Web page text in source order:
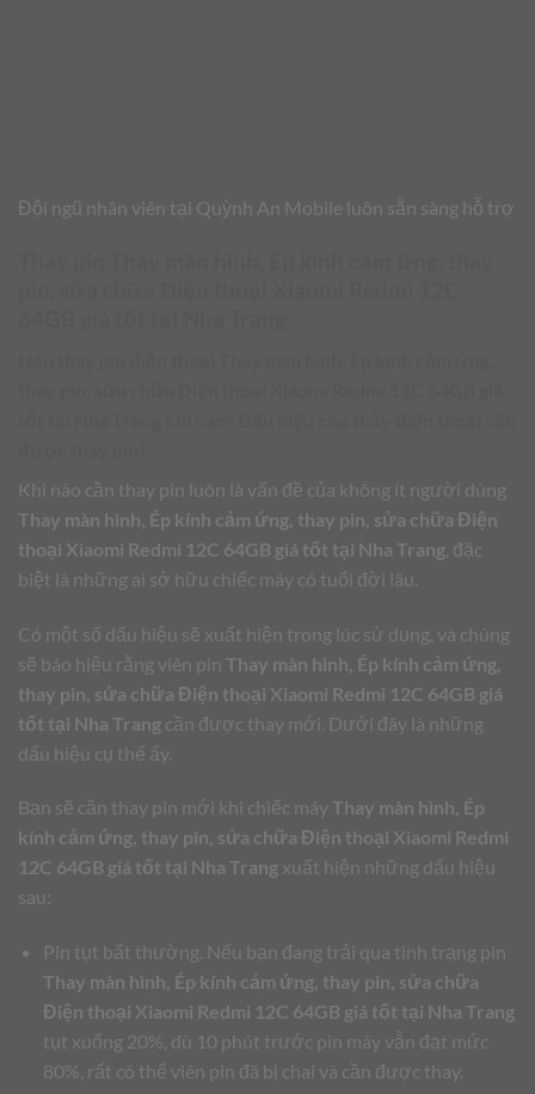
Đội ngũ nhân viên tại Quỳnh An Mobile luôn sẵn sàng hỗ trợ
Khi nào cần thay pin luôn là vấn đề của không ít người dùng
Thay màn hình, Ép kính cảm ứng, thay pin, sửa chữa Điện
thoại Xiaomi Redmi 12C 64GB giá tốt tại Nha Trang , đặc
biệt là những ai sở hữu chiếc máy có tuổi đời lâu.
Có một số dấu hiệu sẽ xuất hiện trong lúc sử dụng, và chúng
sẽ báo hiệu rằng viên pin Thay màn hình, Ép kính cảm ứng,
thay pin, sửa chữa Điện thoại Xiaomi Redmi 12C 64GB giá
tốt tại Nha Trang cần được thay mới. Dưới đây là những
dấu hiệu cụ thể ấy.
Bạn sẽ cần thay pin mới khi chiếc máy Thay màn hình, Ép
kính cảm ứng, thay pin, sửa chữa Điện thoại Xiaomi Redmi
12C 64GB giá tốt tại Nha Trang xuất hiện những dấu hiệu
sau:
Pin tụt bất thường. Nếu bạn đang trải qua tình trạng pin
Thay màn hình, Ép kính cảm ứng, thay pin, sửa chữa
Điện thoại Xiaomi Redmi 12C 64GB giá tốt tại Nha Trang
tụt xuống 20%, dù 10 phút trước pin máy vẫn đạt mức
80%, rất có thể viên pin đã bị chai và cần được thay.